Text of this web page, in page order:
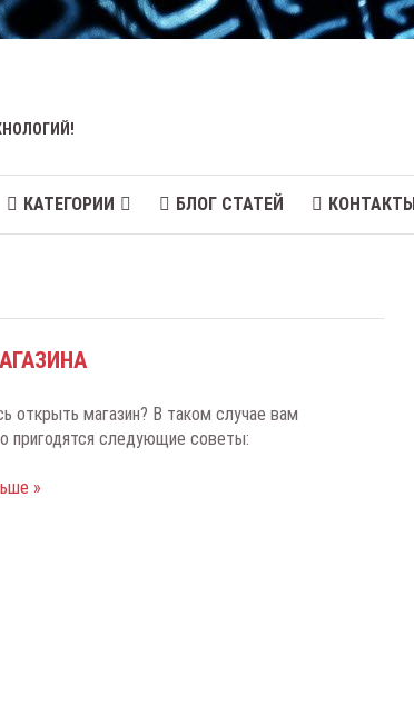
КАТЕГОРИИ БЛОГ СТАТЕЙ КОНТАКТЫ
открыть магазин? В таком случае вам
пригодятся следующие советы:
»